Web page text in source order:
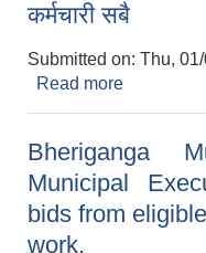
कर्मचारी सबै
Submitted on: Thu,
Read more
Bheriganga
Municipal
bids from
work.